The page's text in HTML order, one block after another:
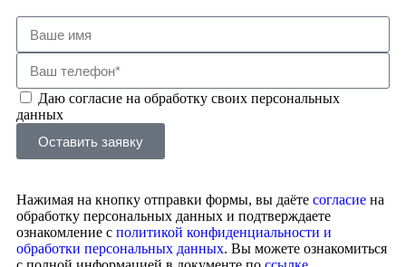
Даю согласие на обработку своих персональных
данных
Оставить заявку
Нажимая на кнопку отправки формы, вы даёте согласие на
обработку персональных данных и подтверждаете
ознакомление с политикой конфиденциальности и
обработки персональных данных. Вы можете ознакомиться